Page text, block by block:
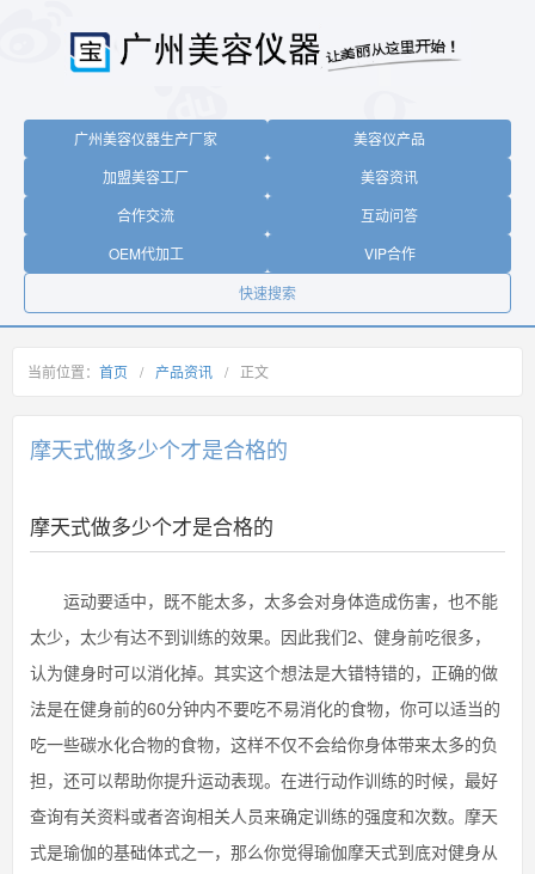
广州美容仪器生产厂家
美容仪产品
加盟美容工厂
美容资讯
合作交流
互动问答
OEM代加工
VIP合作
快速搜索
当前位置： 首页 / 产品资讯 / 正文
摩天式做多少个才是合格的
摩天式做多少个才是合格的
运动要适中，既不能太多，太多会对身体造成伤害，也不能
太少，太少有达不到训练的效果。因此我们2、健身前吃很多，
认为健身时可以消化掉。其实这个想法是大错特错的，正确的做
法是在健身前的60分钟内不要吃不易消化的食物，你可以适当的
吃一些碳水化合物的食物，这样不仅不会给你身体带来太多的负
担，还可以帮助你提升运动表现。在进行动作训练的时候，最好
查询有关资料或者咨询相关人员来确定训练的强度和次数。摩天
式是瑜伽的基础体式之一，那么你觉得瑜伽摩天式到底对健身从